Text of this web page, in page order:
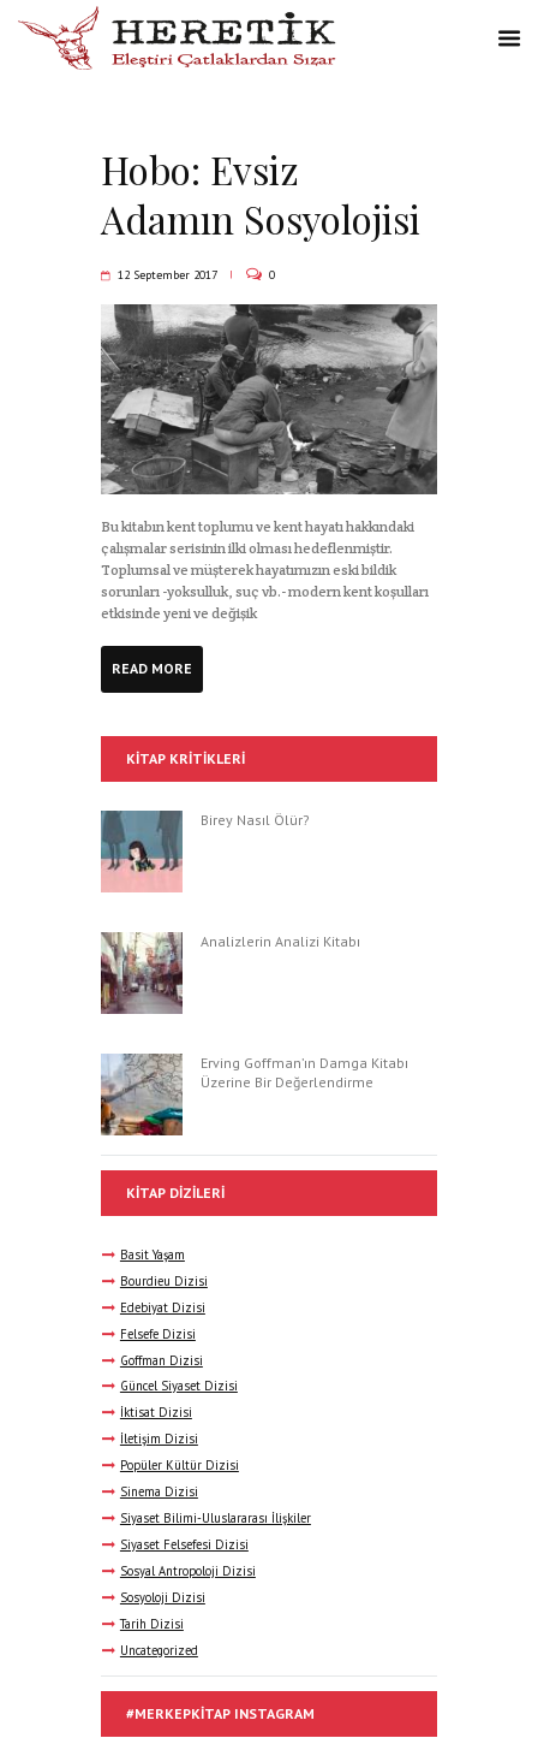
Hobo: Evsiz
Adamın Sosyolojisi
12 September 2017 0
Bu kitabın kent toplumu ve kent hayatı hakkındaki
çalışmalar serisinin ilki olması hedeflenmiştir.
Toplumsal ve müşterek hayatımızın eski bildik
sorunları -yoksulluk, suç vb.- modern kent koşulları
etkisinde yeni ve değişik
READ MORE
KITAP KRITIKLERI
Birey Nasıl Ölür?
Analizlerin Analizi Kitabı
Erving Goffman’ın Damga Kitabı
Üzerine Bir Değerlendirme
KITAP DIZILERI
Basit Yaşam
Bourdieu Dizisi
Edebiyat Dizisi
Felsefe Dizisi
Goffman Dizisi
Güncel Siyaset Dizisi
İktisat Dizisi
İletişim Dizisi
Popüler Kültür Dizisi
Sinema Dizisi
Siyaset Bilimi-Uluslararası İlişkiler
Siyaset Felsefesi Dizisi
Sosyal Antropoloji Dizisi
Sosyoloji Dizisi
Tarih Dizisi
Uncategorized
#MERKEPKITAP INSTAGRAM